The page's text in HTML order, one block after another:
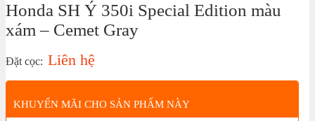
Honda SH Ý 350i Special Edition màu
xám – Cemet Gray
Đặt cọc: Liên hệ
KHUYẾN MÃI CHO SẢN PHẨM NÀY